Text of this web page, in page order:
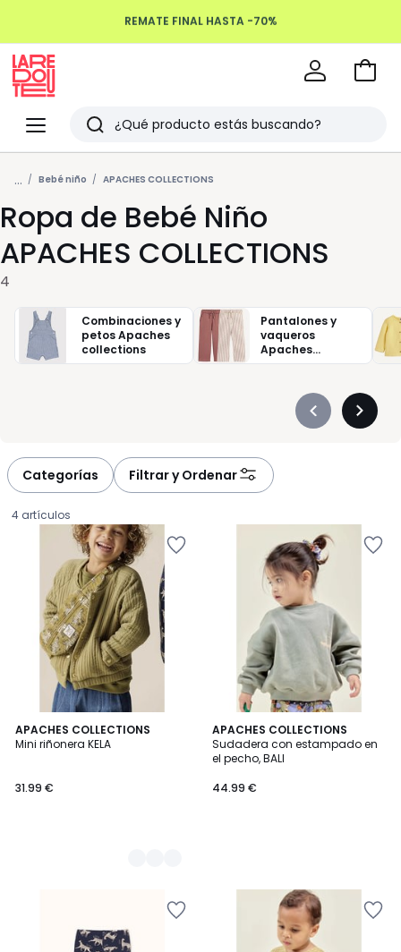
REMATE FINAL HASTA -70%
Devoluciones hasta 100 días
Menu
Redoute
Buscar
Últimos
artículos
vistos
Ir
... Bebé niño APACHES COLLECTIONS
Ropa de Bebé Niño
APACHES COLLECTIONS
4
Combinaciones y
petos Apaches
collections
Pantalones y
vaqueros
Apaches
collections
Précédent
Categorías Filtrar y Ordenar
4 artículos
APACHES COLLECTIONS
Mini riñonera KELA
€.
31.99 €
2
Colores
APACHES COLLECTIONS
Sudadera con estampado en
el pecho, BALI
44.99 €